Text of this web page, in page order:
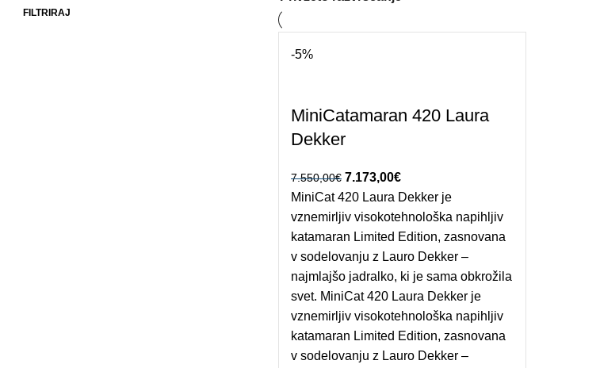
Min cena
Max cena
FILTRIRAJ
-5%
MiniCatamaran 420 Laura
Dekker
7.550,00€ Izvirna cena je bila: 7.550,00€.
7.173,00€
7.173,00€.
MiniCat 420 Laura Dekker je
vznemirljiv visokotehnološka napihljiv
katamaran Limited Edition, zasnovana
v sodelovanju z Lauro Dekker –
najmlajšo jadralko, ki je sama obkrožila
svet. MiniCat 420 Laura Dekker je
vznemirljiv visokotehnološka napihljiv
katamaran Limited Edition, zasnovana
v sodelovanju z Lauro Dekker –